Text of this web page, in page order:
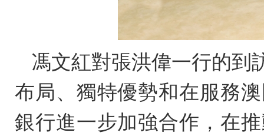
馮文紅對張洪偉一行的到
布局、獨特優勢和在服務
銀行進一步加強合作，在